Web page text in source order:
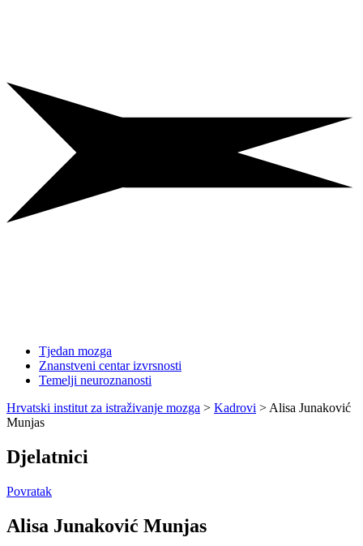
Tjedan mozga
Znanstveni centar izvrsnosti
Temelji neuroznanosti
Hrvatski institut za istraživanje mozga > Kadrovi > Alisa Junaković
Munjas
Djelatnici
Povratak
Alisa Junaković Munjas